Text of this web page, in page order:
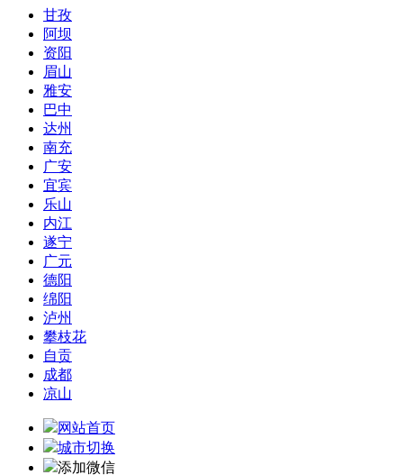
甘孜
阿坝
资阳
眉山
雅安
巴中
达州
南充
广安
宜宾
乐山
内江
遂宁
广元
德阳
绵阳
泸州
攀枝花
自贡
成都
凉山
网站首页
城市切换
添加微信